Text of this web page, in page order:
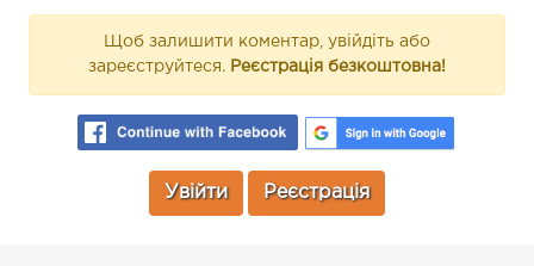
Щоб залишити коментар, увійдіть або
зареєструйтеся. Реєстрація безкоштовна!
Увійти Реєстрація